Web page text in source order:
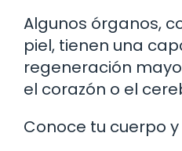
Algunos órganos,
piel, tienen una
regeneración
el corazón o el
Conoce tu cuerpo